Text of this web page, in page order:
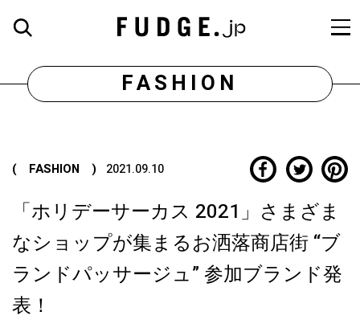
FASHION
( FASHION ) 2021.09.10
「ホリデーサーカス 2021」さまざま
なショップが集まるお洒落商店街 “ブ
ランドパッサージュ” 参加ブランド発
表！